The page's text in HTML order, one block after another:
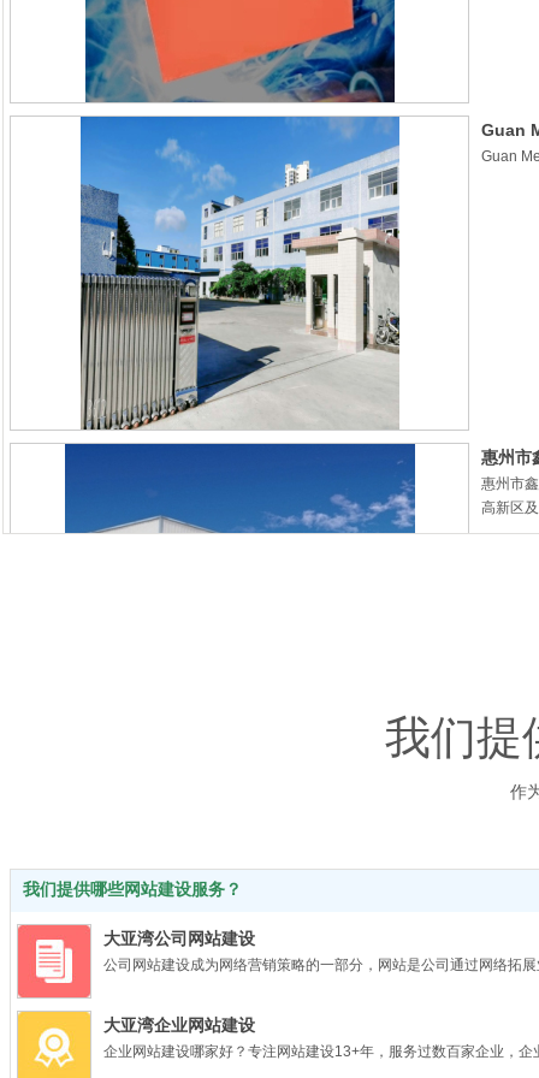
Guan
Guan
惠州市
惠州市
高新区
惠州
我们提供哪些网站建设服务？
大亚湾公司网站建设
公司网站建设成为网络营销策略的一部分，网站是公司通过网络拓
大亚湾企业网站建设
企业网站建设哪家好？专注网站建设13+年，服务过数百家企业，
我们提
作